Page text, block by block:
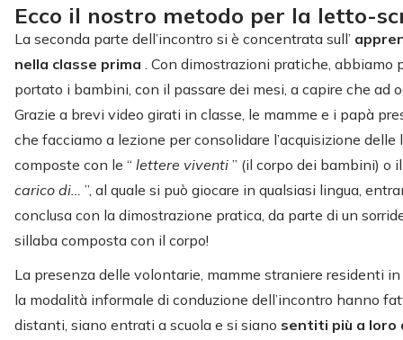
Ecco il nostro metodo per la letto-
La seconda parte dell’incontro si è concentrata sull’
nella classe prima . Con dimostrazioni pratiche,
portato i bambini, con il passare dei mesi, a capire che ad
Grazie a brevi video girati in classe, le mamme e i papà
che facciamo a lezione per consolidare l’acquisizione
composte con le “ lettere viventi ” (il corpo dei bambini) o
carico di… ”, al quale si può giocare in qualsiasi lingua,
conclusa con la dimostrazione pratica, da parte di un
sillaba composta con il corpo!
La presenza delle volontarie, mamme straniere residenti
la modalità informale di conduzione dell’incontro hanno
distanti, siano entrati a scuola e si siano sentiti più a loro